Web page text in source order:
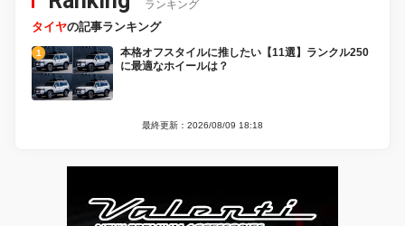
ランキング
タイヤの記事ランキング
本格オフスタイルに推したい【11選】ランクル250
に最適なホイールは？
最終更新：2026/08/09 18:18